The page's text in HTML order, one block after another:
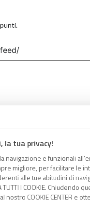
la tua privacy!
navigazione e funzionali
migliore, per facilitare le
alle tue abitudini di
I COOKIE. Chiudendo
COOKIE CENTER e